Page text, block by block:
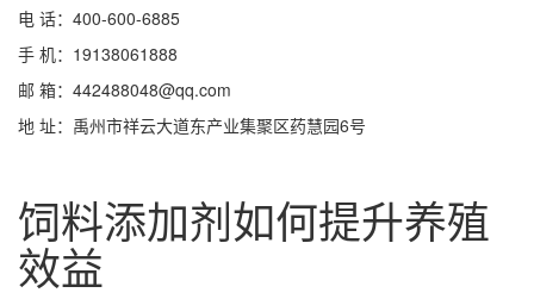
电 话：400-600-6885
手 机：19138061888
邮 箱：442488048@qq.com
地 址：禹州市祥云大道东产业集聚区药慧园6号
饲料添加剂如何提升养殖
效益